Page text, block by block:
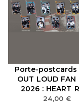
Porte-postcards
OUT LOUD FAN
2026 : HEART
24,00€